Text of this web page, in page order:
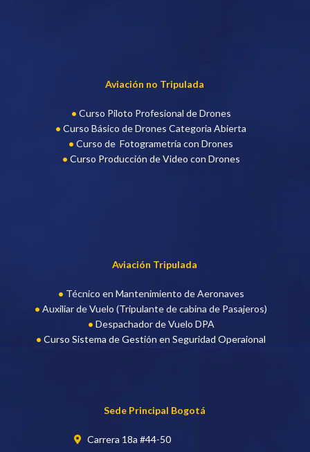
Aviación no Tripulada
Curso Piloto Profesional de Drones
Curso Básico de Drones Categoria Abierta
Curso de Fotogrametría con Drones
Curso Producción de Video con Drones
Aviación Tripulada
Técnico en Mantenimiento de Aeronaves
Auxiliar de Vuelo (Tripulante de cabina de Pasajeros)
Despachador de Vuelo DPA
Curso Sistema de Gestión en Seguridad Operaional
Sede Principal Bogotá
Carrera 18a #44-50